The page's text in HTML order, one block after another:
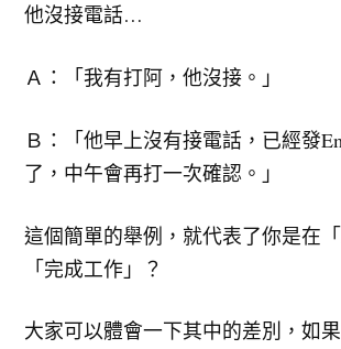
他沒接電話…
Ａ：「我有打阿，他沒接。」
Ｂ：「他早上沒有接電話，已經發
了，中午會再打一次確認。」
這個簡單的舉例，就代表了你是在
「完成工作」？
大家可以體會一下其中的差別，如